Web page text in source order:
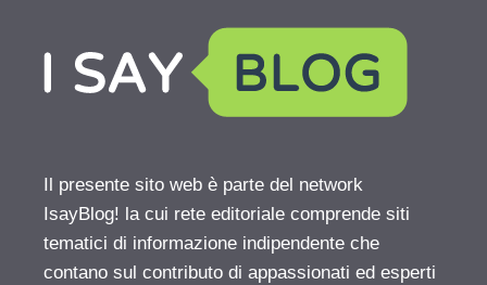
Il presente sito web è parte del network
IsayBlog! la cui rete editoriale comprende siti
tematici di informazione indipendente che
contano sul contributo di appassionati ed esperti